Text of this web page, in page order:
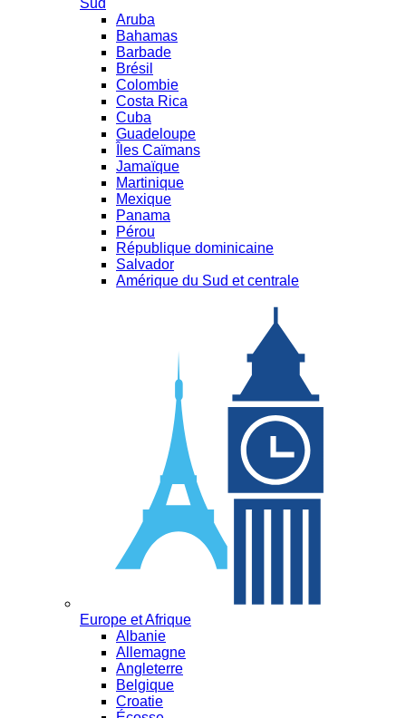
Sud
Aruba
Bahamas
Barbade
Brésil
Colombie
Costa Rica
Cuba
Guadeloupe
Îles Caïmans
Jamaïque
Martinique
Mexique
Panama
Pérou
République dominicaine
Salvador
Amérique du Sud et centrale
Europe et Afrique
Albanie
Allemagne
Angleterre
Belgique
Croatie